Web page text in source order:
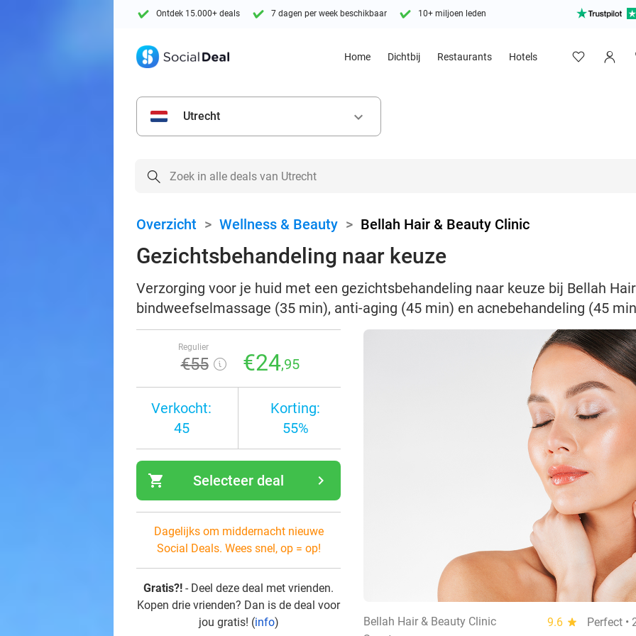
Ontdek 15.000+ deals 7 dagen per week beschikbaar 10+ miljoen leden
Home Dichtbij Restaurants Hotels
Utrecht keyboard_arrow_down
Overzicht > Wellness & Beauty > Bellah Hair & Beauty Clinic
Gezichtsbehandeling naar keuze
Verzorging voor je huid met een gezichtsbehandeling naar keuze bij Bellah
bindweefselmassage (35 min), anti-aging (45 min) en acnebehandeling (45
Regulier
€55 €24,95
Verkocht:
45
Korting:
55%
shopping_cart navigate_next
Selecteer deal
Dagelijks om middernacht nieuwe
Social Deals. Wees snel, op = op!
Gratis?! - Deel deze deal met vrienden.
Kopen drie vrienden? Dan is de deal voor
jou gratis! (info) Bellah Hair & Beauty Clinic 9.6 star
Perfect •